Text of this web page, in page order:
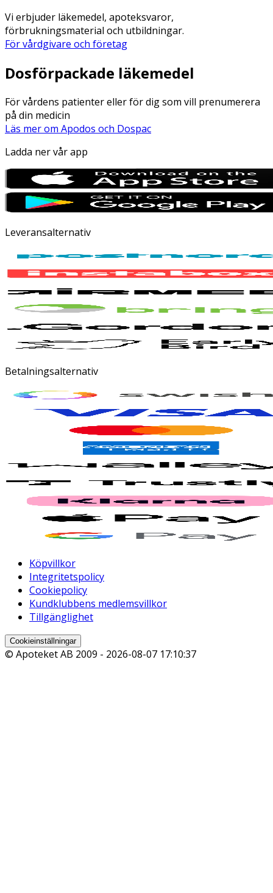
Vi erbjuder läkemedel, apoteksvaror,
förbrukningsmaterial och utbildningar.
För vårdgivare och företag
Dosförpackade läkemedel
För vårdens patienter eller för dig som vill prenumerera
på din medicin
Läs mer om Apodos och Dospac
Ladda ner vår app
Leveransalternativ
Betalningsalternativ
Köpvillkor
Integritetspolicy
Cookiepolicy
Kundklubbens medlemsvillkor
Tillgänglighet
Cookieinställningar
© Apoteket AB 2009 - 2026-08-07 17:10:37